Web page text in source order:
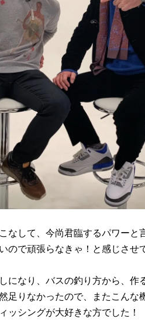
なして、今尚君臨するパワーと
ので頑張らなきゃ！と感じさせ
になり、バスの釣り方から、作
足りなかったので、またこんな
ッシングが大好きな方でした！